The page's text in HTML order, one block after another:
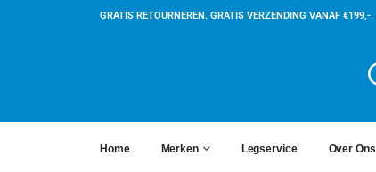
GRATIS RETOURNEREN. GRATIS VERZENDING VANAF €199,-.
Home Merken Legservice Over Ons